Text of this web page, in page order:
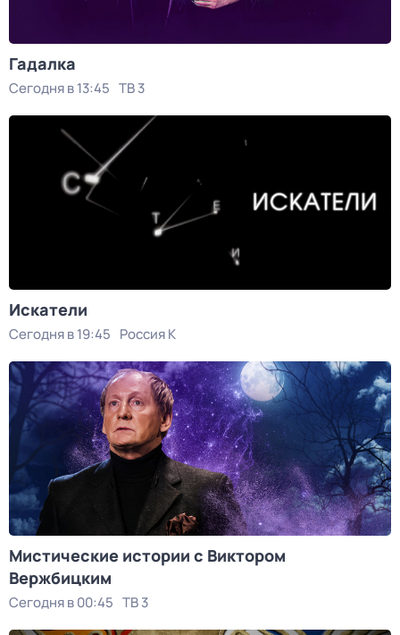
Гадалка
Сегодня в 13:45 ТВ 3
Искатели
Сегодня в 19:45 Россия К
Мистические истории с Виктoром
Bержбицким
Сегодня в 00:45 ТВ 3